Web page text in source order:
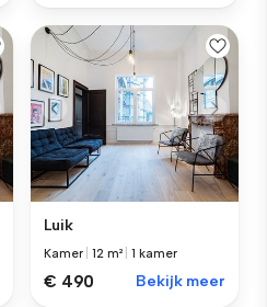
Luik
Kamer |12 m² |1 kamer
€ 490 Bekijk meer